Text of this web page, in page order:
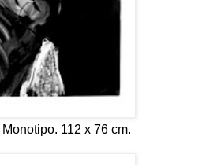
Monotipo. 112 x 76 cm.